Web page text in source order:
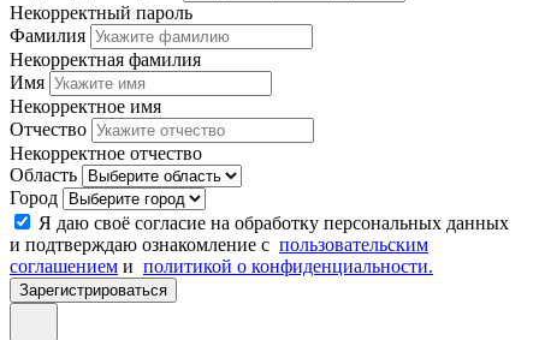
Некорректный пароль
Фамилия
Некорректная фамилия
Имя
Некорректное имя
Отчество
Некорректное отчество
Область
Город
Я даю своё согласие на обработку персональных данных
и подтверждаю ознакомление с пользовательским
соглашением и политикой о конфиденциальности.
Зарегистрироваться